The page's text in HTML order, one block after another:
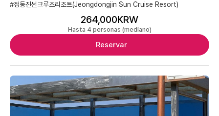
#정동진썬크루즈리조트(Jeongdongjin Sun Cruise Resort)
264,000KRW
Hasta 4 personas (mediano)
Reservar